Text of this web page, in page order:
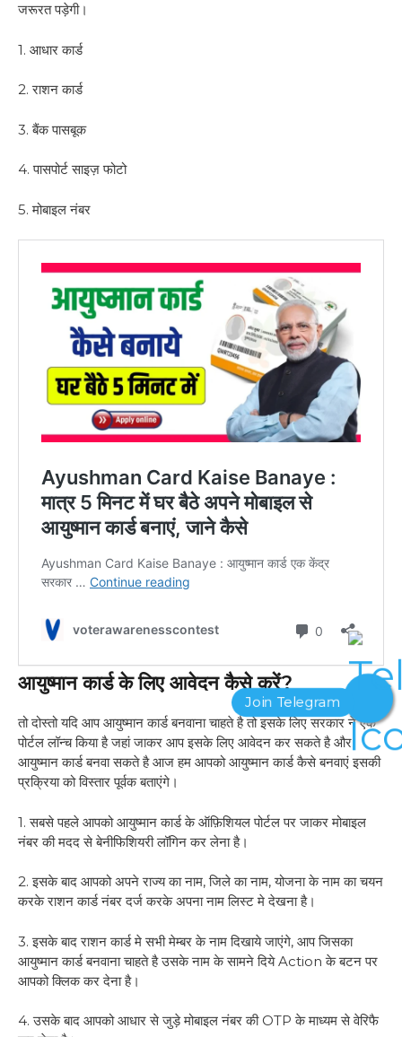
जरूरत पड़ेगी।
1. आधार कार्ड
2. राशन कार्ड
3. बैंक पासबूक
4. पासपोर्ट साइज़ फोटो
5. मोबाइल नंबर
आयुष्मान कार्ड के लिए आवेदन कैसे करें?
तो दोस्तो यदि आप आयुष्मान कार्ड बनवाना चाहते है तो इसके लिए सरकार ने एक
पोर्टल लॉन्च किया है जहां जाकर आप इसके लिए आवेदन कर सकते है और
आयुष्मान कार्ड बनवा सकते है आज हम आपको आयुष्मान कार्ड कैसे बनवाएं इसकी
प्रक्रिया को विस्तार पूर्वक बताएंगे।
1. सबसे पहले आपको आयुष्मान कार्ड के ऑफ़िशियल पोर्टल पर जाकर मोबाइल
नंबर की मदद से बेनीफिशियरी लॉगिन कर लेना है।
2. इसके बाद आपको अपने राज्य का नाम, जिले का नाम, योजना के नाम का चयन
करके राशन कार्ड नंबर दर्ज करके अपना नाम लिस्ट मे देखना है।
3. इसके बाद राशन कार्ड मे सभी मेम्बर के नाम दिखाये जाएंगे, आप जिसका
आयुष्मान कार्ड बनवाना चाहते है उसके नाम के सामने दिये Action के बटन पर
आपको क्लिक कर देना है।
4. उसके बाद आपको आधार से जुड़े मोबाइल नंबर की OTP के माध्यम से वेरिफै